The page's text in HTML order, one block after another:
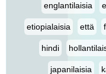
englantilaisia
etiopialaisia että
hindi
japanilaisia